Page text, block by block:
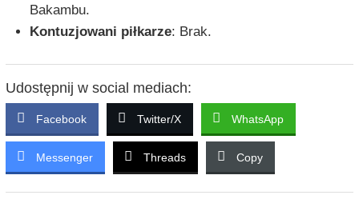
Bakambu.
Kontuzjowani piłkarze: Brak.
Udostępnij w social mediach:
Facebook Twitter/X WhatsApp
Messenger Threads Copy